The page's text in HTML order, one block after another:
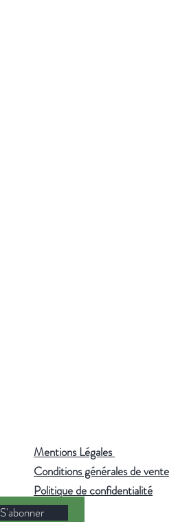
Mentions Légales
Conditions générales de vente
Politique de confidentialité
S'abonner